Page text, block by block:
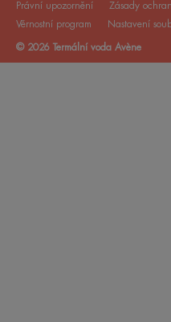
Právní upozornění
Zásady
Věrnostní program
Nastavení
© 2026 Termální voda Avène